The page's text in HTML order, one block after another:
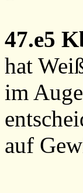
47.e5
hat
im
auf